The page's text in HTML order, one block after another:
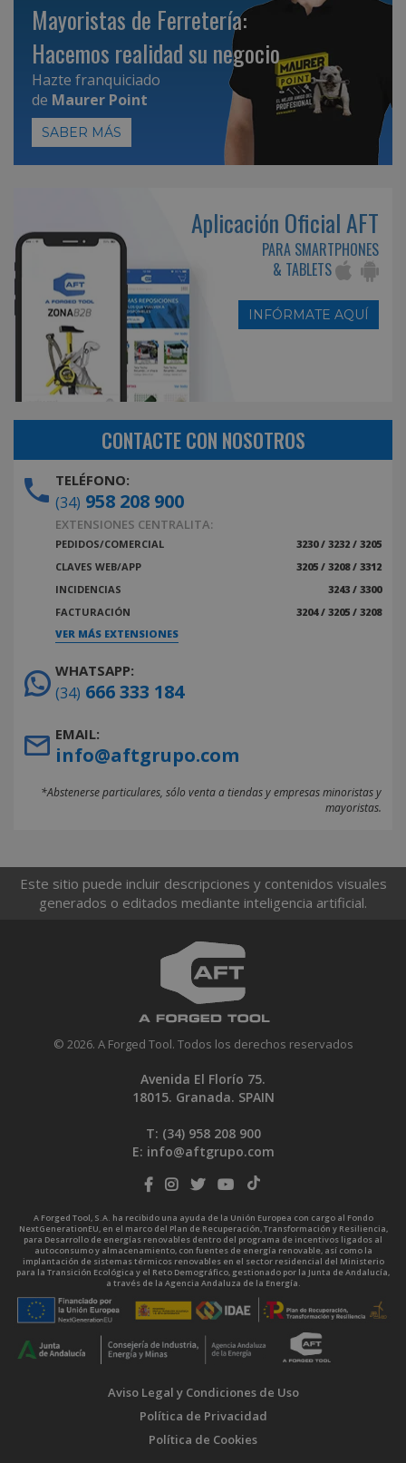
Mayoristas de Ferretería:
Hacemos realidad su negocio
Hazte franquiciado
de Maurer Point
SABER MÁS
Aplicación Oficial AFT
PARA SMARTPHONES
& TABLETS
INFÓRMATE AQUÍ
CONTACTE CON NOSOTROS
TELÉFONO:
(34) 958 208 900
EXTENSIONES CENTRALITA:
PEDIDOS/COMERCIAL
3230 / 3232 / 3205
CLAVES WEB/APP
3205 / 3208 / 3312
INCIDENCIAS
3243 / 3300
FACTURACIÓN
3204 / 3205 / 3208
VER MÁS EXTENSIONES
WHATSAPP:
(34) 666 333 184
EMAIL:
info@aftgrupo.com
*Abstenerse particulares, sólo venta a tiendas y empresas minoristas y
mayoristas.
Este sitio puede incluir descripciones y contenidos visuales
generados o editados mediante inteligencia artificial.
© 2026. A Forged Tool. Todos los derechos reservados
Avenida El Florío 75.
18015. Granada. SPAIN
T: (34) 958 208 900
E: info@aftgrupo.com
A Forged Tool, S.A. ha recibido una ayuda de la Unión Europea con cargo al Fondo
NextGenerationEU, en el marco del Plan de Recuperación, Transformación y Resiliencia,
para Desarrollo de energías renovables dentro del programa de incentivos ligados al
autoconsumo y almacenamiento, con fuentes de energía renovable, así como la
implantación de sistemas térmicos renovables en el sector residencial del Ministerio
para la Transición Ecológica y el Reto Demográfico, gestionado por la Junta de Andalucía,
a través de la Agencia Andaluza de la Energía.
Aviso Legal y Condiciones de Uso
Política de Privacidad
Política de Cookies